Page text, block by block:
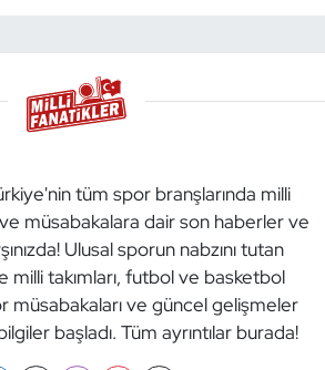
tüm spor branşlarında milli
müsabakalara dair son haberler ve
Ulusal sporun nabzını tutan
milli takımları, futbol ve basketbol
müsabakaları ve güncel gelişmeler
başladı. Tüm ayrıntılar burada!